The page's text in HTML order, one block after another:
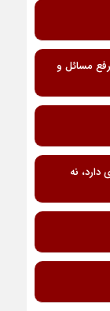
مسائل و
نه